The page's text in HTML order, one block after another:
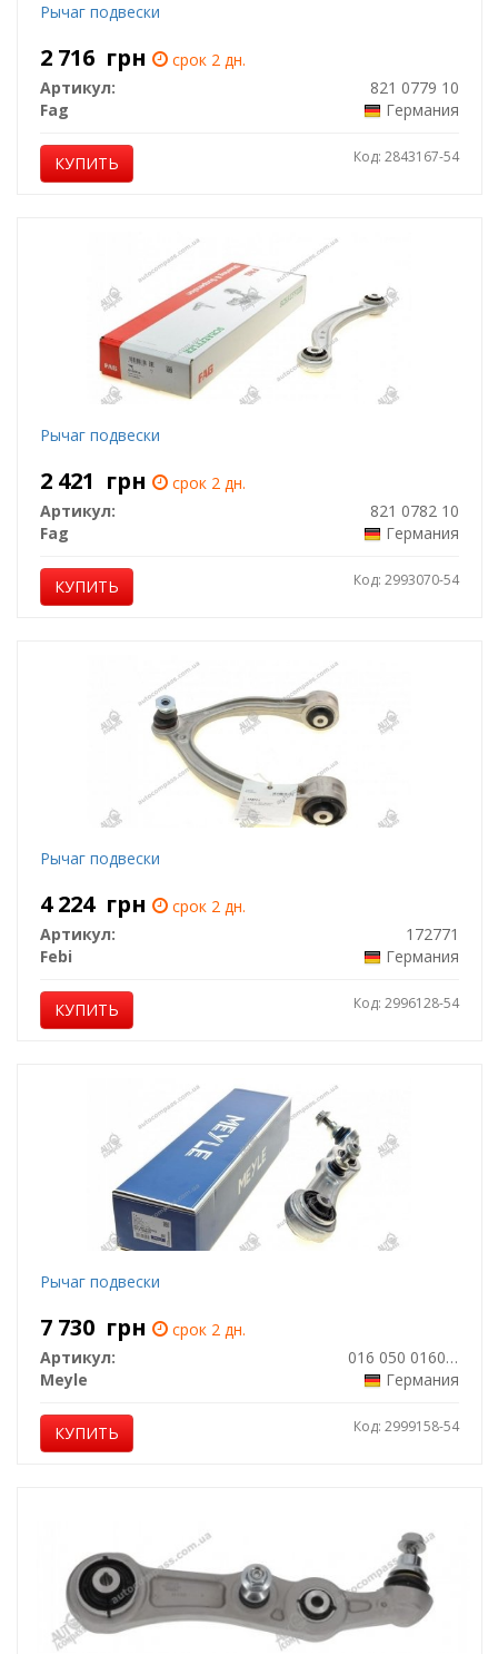
Рычаг подвески
2 716 грн
срок 2 дн.
Артикул:
821 0779 10
Fag
Германия
КУПИТЬ Код: 2843167-54
Рычаг подвески
2 421 грн
срок 2 дн.
Артикул:
821 0782 10
Fag
Германия
КУПИТЬ Код: 2993070-54
Рычаг подвески
4 224 грн
срок 2 дн.
Артикул:
172771
Febi
Германия
КУПИТЬ Код: 2996128-54
Рычаг подвески
7 730 грн
срок 2 дн.
Артикул:
016 050 0160/HD
Meyle
Германия
КУПИТЬ Код: 2999158-54